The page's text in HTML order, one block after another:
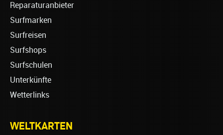
Reparaturanbieter
Surfmarken
Surfreisen
Surfshops
Surfschulen
Unterkünfte
Wetterlinks
WELTKARTEN